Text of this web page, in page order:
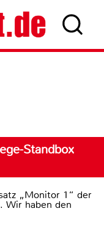
Standbox
„Monitor 1“ der
Wir haben den